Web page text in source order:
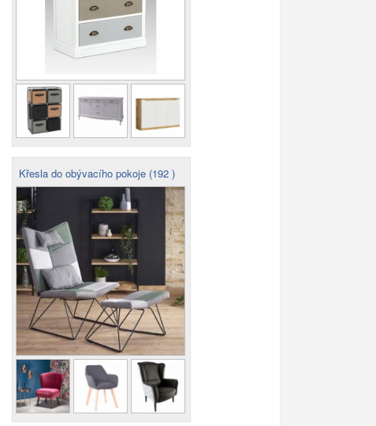
Křesla do obývacího pokoje (192 )